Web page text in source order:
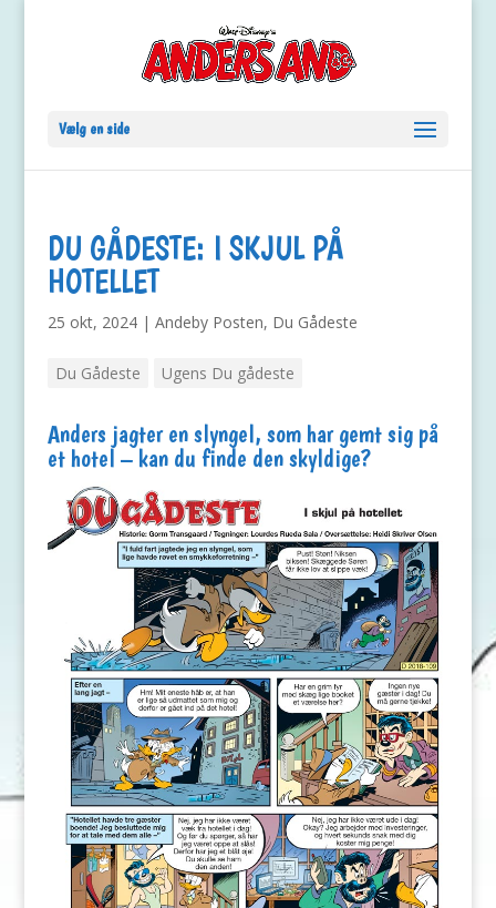
Vælg en side
DU GÅDESTE: I SKJUL PÅ
HOTELLET
25 okt, 2024| Andeby Posten, Du Gådeste
Du Gådeste Ugens Du gådeste
Anders jagter en slyngel, som har gemt sig på
et hotel – kan du finde den skyldige?